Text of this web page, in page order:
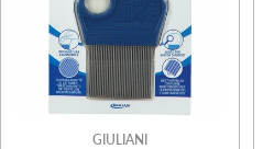
GIULIANI